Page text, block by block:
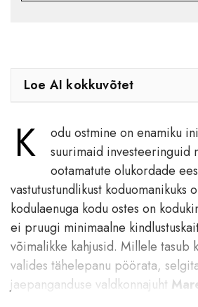
Loe AI kokkuvõtet
K
odu ostmine on enamiku
suurimaid investeeringuid
ootamatute olukordade
vastutustundlikust koduomanikuks
kodulaenuga kodu ostes on
ei pruugi minimaalne
võimalikke kahjusid. Millele tasub
valides tähelepanu pöörata,
jaepanganduse valdkonnajuht